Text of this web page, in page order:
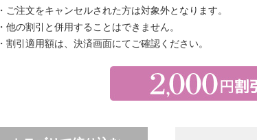
・ご注文をキャンセルされた方は対象外となります。
・他の割引と併用することはできません。
・割引適用額は、決済画面にてご確認ください。